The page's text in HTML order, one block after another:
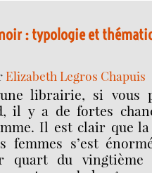
noir : typologie et
Elizabeth Legros Chapuis
librairie, si vous
il y a de fortes
Il est clair que
femmes s’est
quart du vingtième